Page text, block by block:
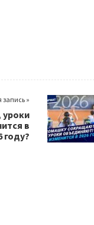
»
в
году?